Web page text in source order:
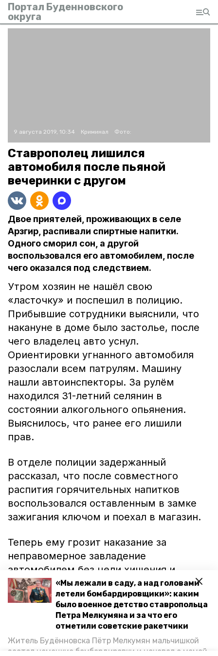
«Мы лежали в саду, а над головами
летели бомбардировщики»: каким
было военное детство ставропольца
Петра Мелкумяна и за что его
отметили советские ракетчики
Житель Будённовска Пётр Мелкумян мальчишкой
застал немецкие бомбардировки и ночевал с мамой
Портал Буденновского
округа
9 августа 2019, 10:34 Криминал Фото:
Ставрополец лишился
автомобиля после пьяной
вечеринки с другом
Двое приятелей, проживающих в селе
Арзгир, распивали спиртные напитки.
Одного сморил сон, а другой
воспользовался его автомобилем, после
чего оказался под следствием.
Утром хозяин не нашёл свою
«ласточку» и поспешил в полицию.
Прибывшие сотрудники выяснили, что
накануне в доме было застолье, после
чего владелец авто уснул.
Ориентировки угнанного автомобиля
разослали всем патрулям. Машину
нашли автоинспекторы. За рулём
находился 31-летний селянин в
состоянии алкогольного опьянения.
Выяснилось, что ранее его лишили
прав.
В отделе полиции задержанный
рассказал, что после совместного
распития горячительных напитков
воспользовался оставленным в замке
зажигания ключом и поехал в магазин.
Теперь ему грозит наказание за
неправомерное завладение
автомобилем без цели хищения и
вождение в состоянии алкогольного
опьянения.
Ранее сообщалось, что житель
Будённовского районаответитза угон
служебного автомобиля.